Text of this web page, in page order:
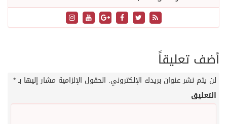
أضف تعليقاً
لن يتم نشر عنوان بريدك الإلكتروني. الحقول الإلزامية مشار إليها بـ*
التعليق